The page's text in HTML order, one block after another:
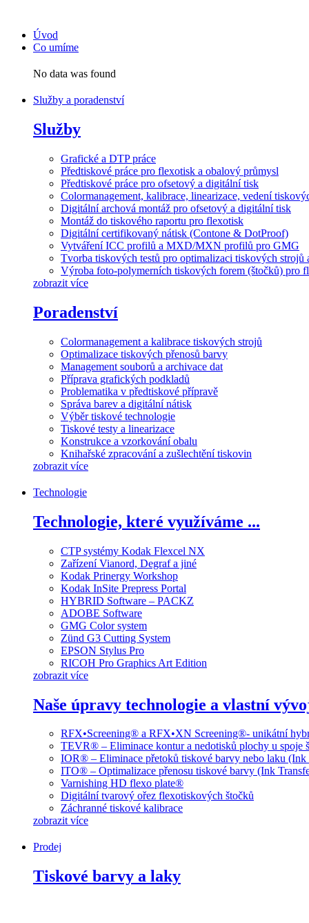
obsahuÚvod
Co umíme
No data was found
Služby a poradenství
Služby
Grafické a DTP práce
Předtiskové práce pro flexotisk a obalový průmysl
Předtiskové práce pro ofsetový a digitální tisk
Colormanagement, kalibrace, linearizace, vedení
Digitální archová montáž pro ofsetový a digitální tisk
Montáž do tiskového raportu pro flexotisk
Digitální certifikovaný nátisk (Contone & DotProof)
Vytváření ICC profilů a MXD/MXN profilů pro GMG
Tvorba tiskových testů pro optimalizaci tiskových strojů
Výroba foto-polymerních tiskových forem (štočků) pro
zobrazit více
Poradenství
Colormanagement a kalibrace tiskových strojů
Optimalizace tiskových přenosů barvy
Management souborů a archivace dat
Příprava grafických podkladů
Problematika v předtiskové přípravě
Správa barev a digitální nátisk
Výběr tiskové technologie
Tiskové testy a linearizace
Konstrukce a vzorkování obalu
Knihařské zpracování a zušlechtění tiskovin
zobrazit více
Technologie
Technologie, které využíváme ...
CTP systémy Kodak Flexcel NX
Zařízení Vianord, Degraf a jiné
Kodak Prinergy Workshop
Kodak InSite Prepress Portal
HYBRID Software – PACKZ
ADOBE Software
GMG Color system
Zünd G3 Cutting System
EPSON Stylus Pro
RICOH Pro Graphics Art Edition
zobrazit více
Naše úpravy technologie a vlastní
RFX•Screening® a RFX•XN Screening®- unikátní
TEVR® – Eliminace kontur a nedotisků plochy u spoje
IOR® – Eliminace přetoků tiskové barvy nebo laku
ITO® – Optimalizace přenosu tiskové barvy (Ink
Varnishing HD flexo plate®
Digitální tvarový ořez flexotiskových štočků
Záchranné tiskové kalibrace
zobrazit více
Prodej
Tiskové barvy a laky